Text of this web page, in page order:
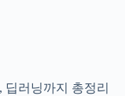
러닝까지 총정리